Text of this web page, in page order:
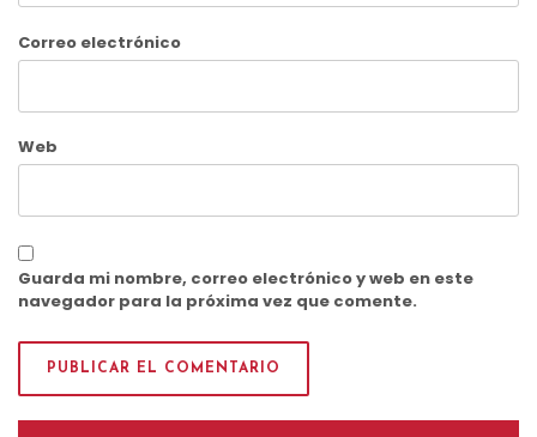
Correo electrónico
Web
Guarda mi nombre, correo electrónico y web en este
navegador para la próxima vez que comente.